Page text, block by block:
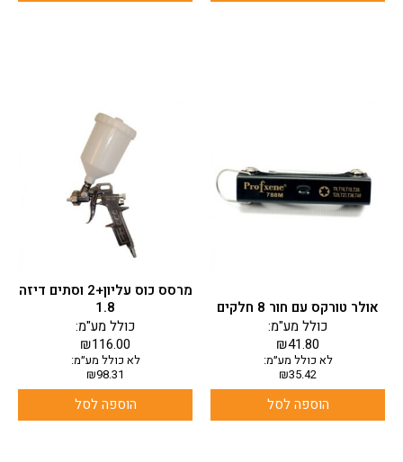
אולר טורקס עם חור 8 חלקים
₪41.80
כולל מע"מ:
לא כולל מע״מ:
₪35.42
הוספה לסל
מרסס כוס עליון+2 וסתים דיזה
1.8
₪116.00
כולל מע"מ:
לא כולל מע״מ:
₪98.31
הוספה לסל